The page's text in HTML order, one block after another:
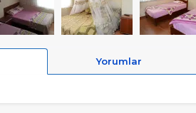
Yorumlar